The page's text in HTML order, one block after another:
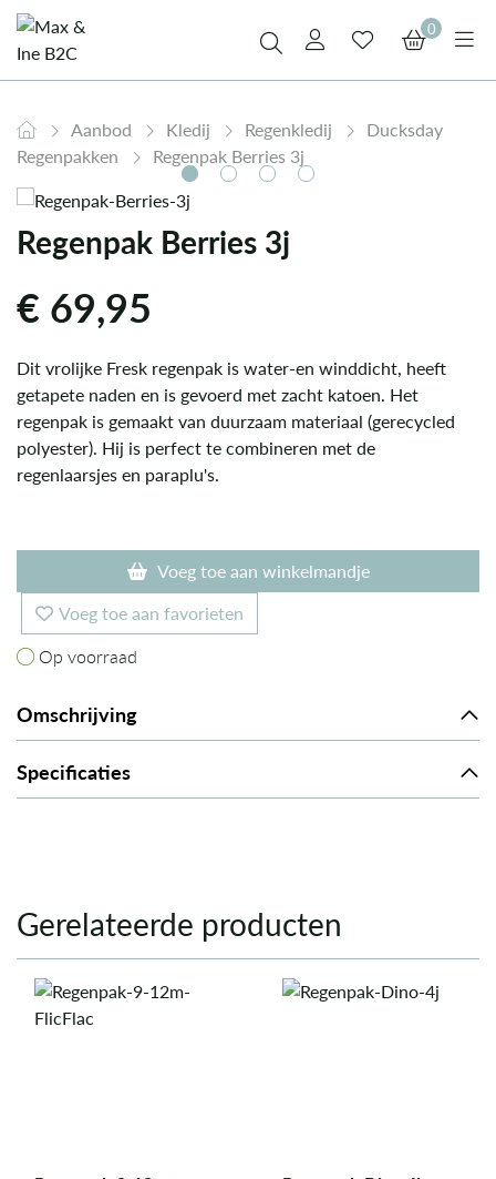
0
Aanbod Kledij Regenkledij
Ducksday
Regenpakken
Regenpak Berries 3j
Regenpak Berries 3j
€69,95
Dit vrolijke Fresk regenpak is water-en winddicht, heeft
getapete naden en is gevoerd met zacht katoen. Het
regenpak is gemaakt van duurzaam materiaal (gerecycled
polyester). Hij is perfect te combineren met de
regenlaarsjes en paraplu's.
Voeg toe aan winkelmandje
Voeg toe aan favorieten
Op voorraad
Op voorraad
Omschrijving
Specificaties
Gerelateerde producten